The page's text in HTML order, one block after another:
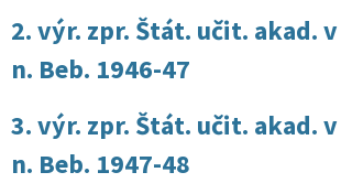
2. výr. zpr. Štát. učit. akad.
n. Beb. 1946-47
3. výr. zpr. Štát. učit. akad.
n. Beb. 1947-48